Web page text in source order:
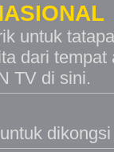
untuk
dari
TV di sini.